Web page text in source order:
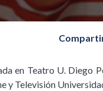
en Teatro U. Diego
y Televisión